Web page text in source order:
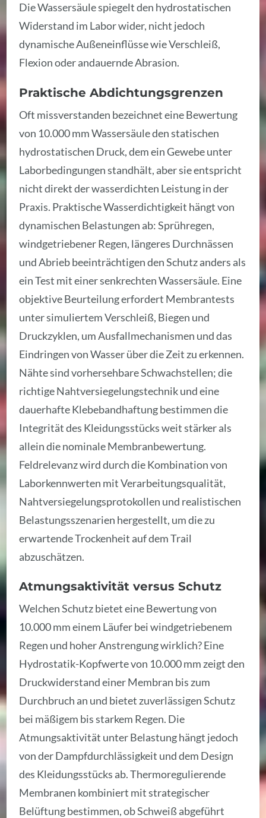
Die Wassersäule spiegelt den hydrostatischen
Widerstand im Labor wider, nicht jedoch
dynamische Außeneinflüsse wie Verschleiß,
Flexion oder andauernde Abrasion.
Praktische Abdichtungsgrenzen
Oft missverstanden bezeichnet eine Bewertung
von 10.000 mm Wassersäule den statischen
hydrostatischen Druck, dem ein Gewebe unter
Laborbedingungen standhält, aber sie entspricht
nicht direkt der wasserdichten Leistung in der
Praxis. Praktische Wasserdichtigkeit hängt von
dynamischen Belastungen ab: Sprühregen,
windgetriebener Regen, längeres Durchnässen
und Abrieb beeinträchtigen den Schutz anders als
ein Test mit einer senkrechten Wassersäule. Eine
objektive Beurteilung erfordert Membrantests
unter simuliertem Verschleiß, Biegen und
Druckzyklen, um Ausfallmechanismen und das
Eindringen von Wasser über die Zeit zu erkennen.
Nähte sind vorhersehbare Schwachstellen; die
richtige Nahtversiegelungstechnik und eine
dauerhafte Klebebandhaftung bestimmen die
Integrität des Kleidungsstücks weit stärker als
allein die nominale Membranbewertung.
Feldrelevanz wird durch die Kombination von
Laborkennwerten mit Verarbeitungsqualität,
Nahtversiegelungsprotokollen und realistischen
Belastungsszenarien hergestellt, um die zu
erwartende Trockenheit auf dem Trail
abzuschätzen.
Atmungsaktivität versus Schutz
Welchen Schutz bietet eine Bewertung von
10.000 mm einem Läufer bei windgetriebenem
Regen und hoher Anstrengung wirklich? Eine
Hydrostatik-Kopfwerte von 10.000 mm zeigt den
Druckwiderstand einer Membran bis zum
Durchbruch an und bietet zuverlässigen Schutz
bei mäßigem bis starkem Regen. Die
Atmungsaktivität unter Belastung hängt jedoch
von der Dampfdurchlässigkeit und dem Design
des Kleidungsstücks ab. Thermoregulierende
Membranen kombiniert mit strategischer
Belüftung bestimmen, ob Schweiß abgeführt